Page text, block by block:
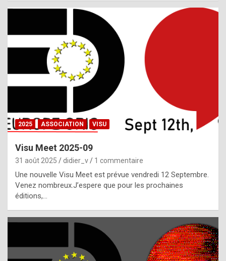
l
,
g
h
t
f
h
2025 ASSOCIATION VISU
Visu Meet 2025-09
31 août 2025 didier_v 1 commentaire
Une nouvelle Visu Meet est prévue vendredi 12 Septembre.
Venez nombreux.J’espere que pour les prochaines
éditions,…